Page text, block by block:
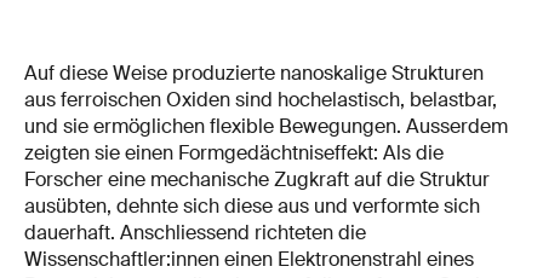
Auf diese Weise produzierte nanoskalige Strukturen
aus ferroischen Oxiden sind hochelastisch, belastbar,
und sie ermöglichen flexible Bewegungen. Ausserdem
zeigten sie einen Formgedächtniseffekt: Als die
Forscher eine mechanische Zugkraft auf die Struktur
ausübten, dehnte sich diese aus und verformte sich
dauerhaft. Anschliessend richteten die
Wissenschaftler:innen einen Elektronenstrahl eines